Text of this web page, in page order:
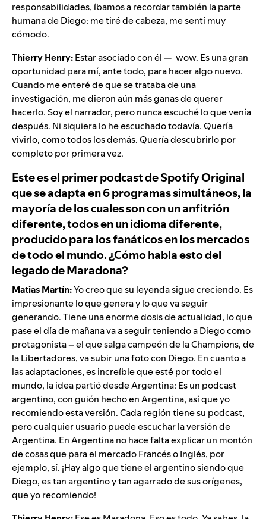
responsabilidades, íbamos a recordar también la parte
humana de Diego: me tiré de cabeza, me sentí muy
cómodo.
Thierry Henry:Estar asociado con él — wow. Es una gran
oportunidad para mí, ante todo, para hacer algo nuevo.
Cuando me enteré de que se trataba de una
investigación, me dieron aún más ganas de querer
hacerlo. Soy el narrador, pero nunca escuché lo que venía
después. Ni siquiera lo he escuchado todavía. Quería
vivirlo, como todos los demás. Quería descubrirlo por
completo por primera vez.
Este es el primer podcast de Spotify Original
que se adapta en 6 programas simultáneos, la
mayoría de los cuales son con un anfitrión
diferente, todos en un idioma diferente,
producido para los fanáticos en los mercados
de todo el mundo. ¿Cómo habla esto del
legado de Maradona?
Matias Martín:Yo creo que su leyenda sigue creciendo. Es
impresionante lo que genera y lo que va seguir
generando. Tiene una enorme dosis de actualidad, lo que
pase el día de mañana va a seguir teniendo a Diego como
protagonista – el que salga campeón de la Champions, de
la Libertadores, va subir una foto con Diego. En cuanto a
las adaptaciones, es increíble que esté por todo el
mundo, la idea partió desde Argentina: Es un podcast
argentino, con guión hecho en Argentina, así que yo
recomiendo esta versión. Cada región tiene su podcast,
pero cualquier usuario puede escuchar la versión de
Argentina. En Argentina no hace falta explicar un montón
de cosas que para el mercado Francés o Inglés, por
ejemplo, sí. ¡Hay algo que tiene el argentino siendo que
Diego, es tan argentino y tan agarrado de sus orígenes,
que yo recomiendo!